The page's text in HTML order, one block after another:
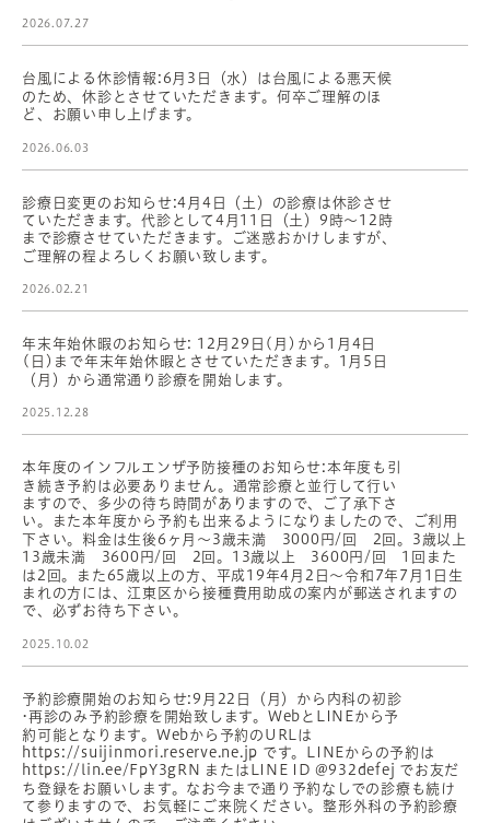
2026.07.27
台風による休診情報:6月3日（水）は台風による悪天候
のため、休診とさせていただきます。何卒ご理解のほ
ど、お願い申し上げます。
2026.06.03
診療日変更のお知らせ:4月4日（土）の診療は休診させ
ていただきます。代診として4月11日（土）9時〜12時
まで診療させていただきます。ご迷惑おかけしますが、
ご理解の程よろしくお願い致します。
2026.02.21
年末年始休暇のお知らせ: 12月29日(月)から1月4日
(日)まで年末年始休暇とさせていただきます。1月5日
（月）から通常通り診療を開始します。
2025.12.28
本年度のインフルエンザ予防接種のお知らせ:本年度も引
き続き予約は必要ありません。通常診療と並行して行い
ますので、多少の待ち時間がありますので、ご了承下さ
い。また本年度から予約も出来るようになりましたので、ご利用
下さい。料金は生後6ヶ月〜3歳未満 3000円/回 2回。3歳以上
13歳未満 3600円/回 2回。13歳以上 3600円/回 1回また
は2回。また65歳以上の方、平成19年4月2日〜令和7年7月1日生
まれの方には、江東区から接種費用助成の案内が郵送されますの
で、必ずお待ち下さい。
2025.10.02
予約診療開始のお知らせ:9月22日（月）から内科の初診
•再診のみ予約診療を開始致します。WebとLINEから予
約可能となります。Webから予約のURLは
https://suijinmori.reserve.ne.jp です。LINEからの予約は
https://lin.ee/FpY3gRN またはLINE ID @932defej でお友だ
ち登録をお願いします。なお今まで通り予約なしでの診療も続け
て参りますので、お気軽にご来院ください。整形外科の予約診療